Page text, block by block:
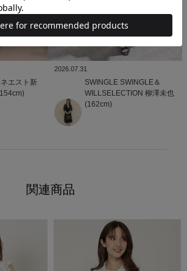
エスト新
2026.07.31
SWINGLE SWINGLE＆
WILLSELECTION 柳澤未也
(162cm)
関連商品